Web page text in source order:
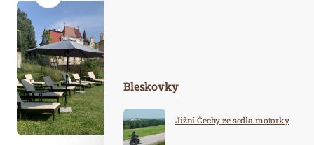
Bleskovky
Jižní Čechy ze sedla motorky